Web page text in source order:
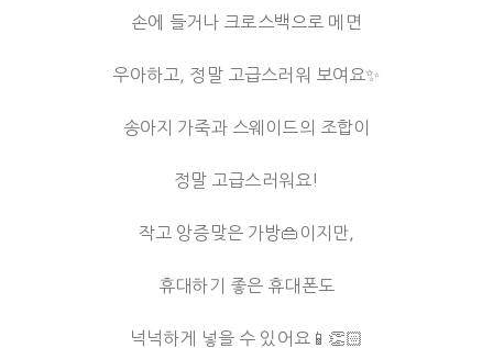
손에 들거나 크로스백으로 메면
우아하고, 정말 고급스러워 보여요✨
송아지 가죽과 스웨이드의 조합이
정말 고급스러워요!
작고 앙증맞은 가방👜이지만,
휴대하기 좋은 휴대폰도
넉넉하게 넣을 수 있어요📱👏🏻